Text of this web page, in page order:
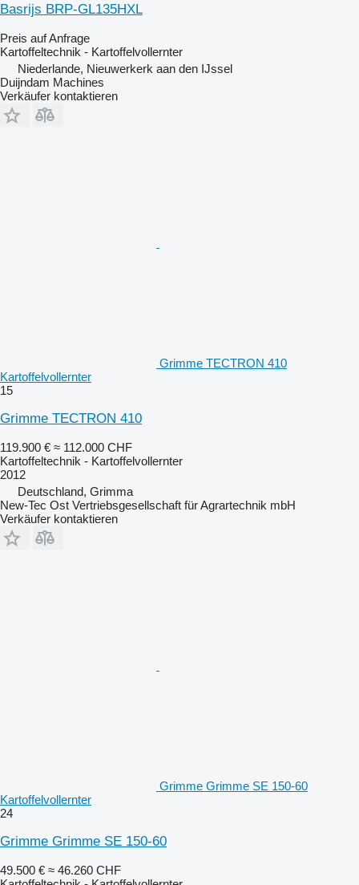
Basrijs BRP-GL135HXL
Preis auf Anfrage
Kartoffeltechnik - Kartoffelvollernter
Niederlande, Nieuwerkerk aan den IJssel
Duijndam Machines
Verkäufer kontaktieren
Grimme TECTRON 410
Kartoffelvollernter
15
Grimme TECTRON 410
119.900 € ≈ 112.000 CHF
Kartoffeltechnik - Kartoffelvollernter
2012
Deutschland, Grimma
New-Tec Ost Vertriebsgesellschaft für Agrartechnik mbH
Verkäufer kontaktieren
Grimme Grimme SE 150-60
Kartoffelvollernter
24
Grimme Grimme SE 150-60
49.500 € ≈ 46.260 CHF